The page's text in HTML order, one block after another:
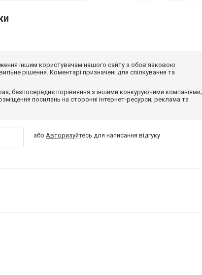
іншим користувачам нашого сайту з обов'язковою
рішення. Коментарі призначені для спілкування та
безпосереднє порівняння з іншими конкуруючими компаніями;
посилань на сторонні інтернет-ресурси; реклама та
абоАвторизуйтесь для написання відгуку